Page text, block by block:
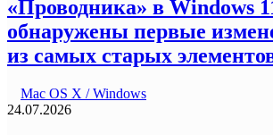
«Проводника» в Windows
обнаружены первые
из самых старых
Mac OS X / Windows
24.07.2026